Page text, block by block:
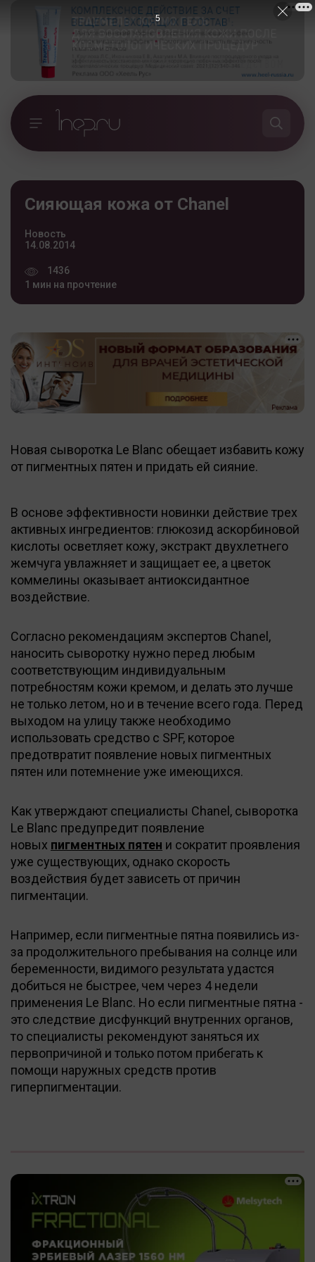
Сияющая кожа от Chanel
Новость
14.08.2014
1436
1 мин на прочтение
Новая сыворотка Le Blanc обещает избавить кожу
от пигментных пятен и придать ей сияние.
В основе эффективности новинки действие трех
активных ингредиентов: глюкозид аскорбиновой
кислоты осветляет кожу, экстракт двухлетнего
жемчуга увлажняет и защищает ее, а цветок
коммелины оказывает антиоксидантное
воздействие.
Согласно рекомендациям экспертов Chanel,
наносить сыворотку нужно перед любым
соответствующим индивидуальным
потребностям кожи кремом, и делать это лучше
не только летом, но и в течение всего года. Перед
выходом на улицу также необходимо
использовать средство с SPF, которое
предотвратит появление новых пигментных
пятен или потемнение уже имеющихся.
Как утверждают специалисты Chanel, сыворотка
Le Blanc предупредит появление
новых пигментных пятен и сократит проявления
уже существующих, однако скорость
воздействия будет зависеть от причин
пигментации.
Например, если пигментные пятна появились из-
за продолжительного пребывания на солнце или
беременности, видимого результата удастся
добиться не быстрее, чем через 4 недели
применения Le Blanc. Но если пигментные пятна -
это следствие дисфункций внутренних органов,
то специалисты рекомендуют заняться их
первопричиной и только потом прибегать к
помощи наружных средств против
гиперпигментации.
4